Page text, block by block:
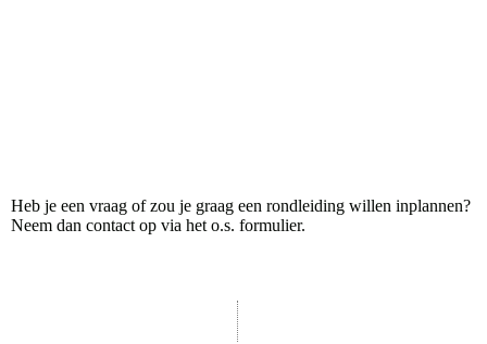
Heb je een vraag of zou je graag een rondleiding willen inplannen?
Neem dan contact op via het o.s. formulier.